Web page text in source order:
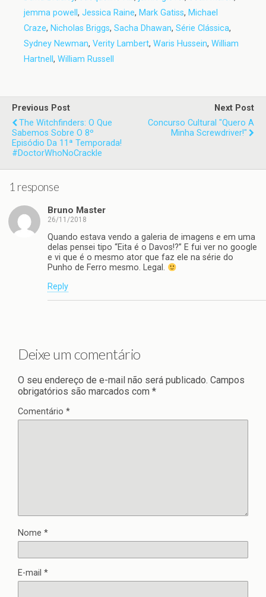
jemma powell , Jessica Raine, Mark Gatiss, Michael
Craze, Nicholas Briggs, Sacha Dhawan, Série Clássica,
Sydney Newman, Verity Lambert, Waris Hussein, William
Hartnell , William Russell
Previous Post
The Witchfinders: O Que
Sabemos Sobre O 8º
Episódio Da 11ª Temporada!
#DoctorWhoNoCrackle
Next Post
Concurso Cultural "Quero A
Minha Screwdriver!"
1 response
Bruno Master
26/11/2018
Quando estava vendo a galeria de imagens e em uma
delas pensei tipo “Eita é o Davos!?” E fui ver no google
e vi que é o mesmo ator que faz ele na série do
Punho de Ferro mesmo. Legal.
Reply
Deixe um comentário
O seu endereço de e-mail não será publicado. Campos
obrigatórios são marcados com *
Comentário *
Nome *
E-mail *